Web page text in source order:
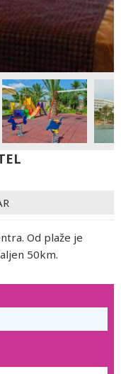
Od plaže je
50km.